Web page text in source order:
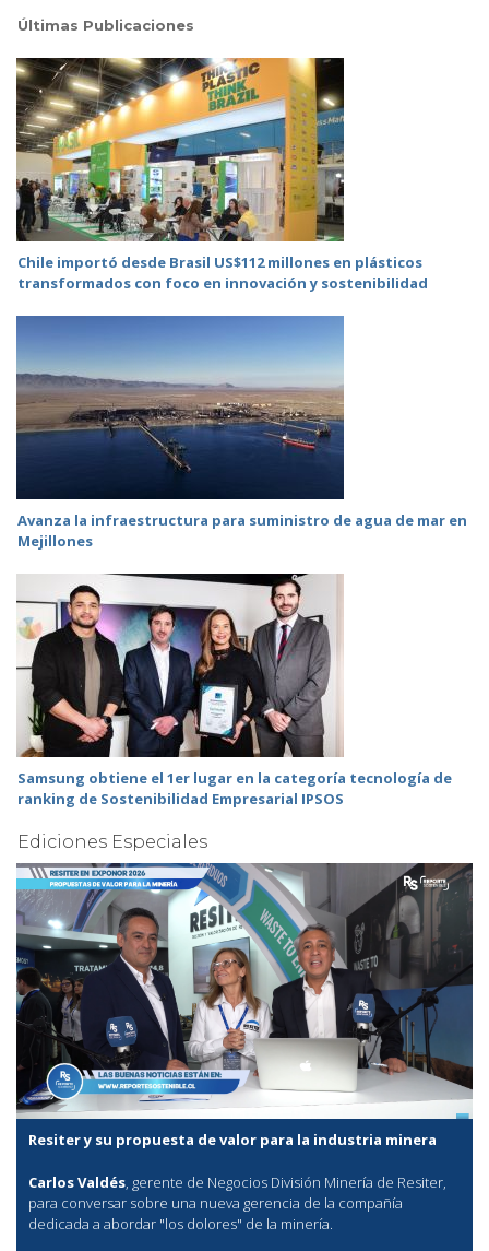
Últimas Publicaciones
Chile importó desde Brasil US$112 millones en plásticos
transformados con foco en innovación y sostenibilidad
Avanza la infraestructura para suministro de agua de mar en
Mejillones
Samsung obtiene el 1er lugar en la categoría tecnología de
ranking de Sostenibilidad Empresarial IPSOS
Ediciones Especiales
Resiter y su propuesta de valor para la industria minera
Carlos Valdés, gerente de Negocios División Minería de Resiter,
para conversar sobre una nueva gerencia de la compañía
dedicada a abordar "los dolores" de la minería.